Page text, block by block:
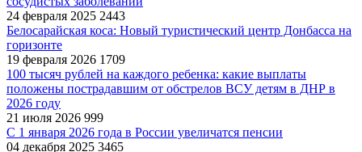
24 февраля 2025 2443
Белосарайская коса: Новый туристический центр Донбасса на
горизонте
19 февраля 2026 1709
100 тысяч рублей на каждого ребенка: какие выплаты
положены пострадавшим от обстрелов ВСУ детям в ДНР в
2026 году
21 июля 2026 999
С 1 января 2026 года в России увеличатся пенсии
04 декабря 2025 3465